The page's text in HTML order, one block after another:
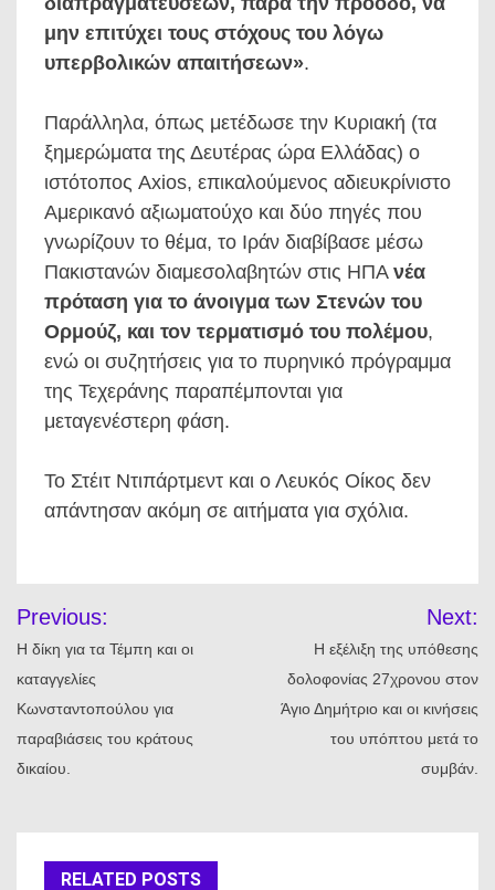
μην επιτύχει τους στόχους του λόγω
υπερβολικών απαιτήσεων».
Παράλληλα, όπως μετέδωσε την Κυριακή (τα
ξημερώματα της Δευτέρας ώρα Ελλάδας) ο
ιστότοπος Axios, επικαλούμενος αδιευκρίνιστο
Αμερικανό αξιωματούχο και δύο πηγές που
γνωρίζουν το θέμα, το Ιράν διαβίβασε μέσω
Πακιστανών διαμεσολαβητών στις ΗΠΑ νέα
πρόταση για το άνοιγμα των Στενών του
Ορμούζ, και τον τερματισμό του πολέμου,
ενώ οι συζητήσεις για το πυρηνικό πρόγραμμα
της Τεχεράνης παραπέμπονται για
μεταγενέστερη φάση.
Το Στέιτ Ντιπάρτμεντ και ο Λευκός Οίκος δεν
απάντησαν ακόμη σε αιτήματα για σχόλια.
άρθρων
Previous:
Η δίκη για τα Τέμπη και οι
καταγγελίες
Κωνσταντοπούλου για
παραβιάσεις του κράτους
δικαίου.
Next:
Η εξέλιξη της υπόθεσης
δολοφονίας 27χρονου στον
Άγιο Δημήτριο και οι κινήσεις
του υπόπτου μετά το
συμβάν.
RELATED POSTS